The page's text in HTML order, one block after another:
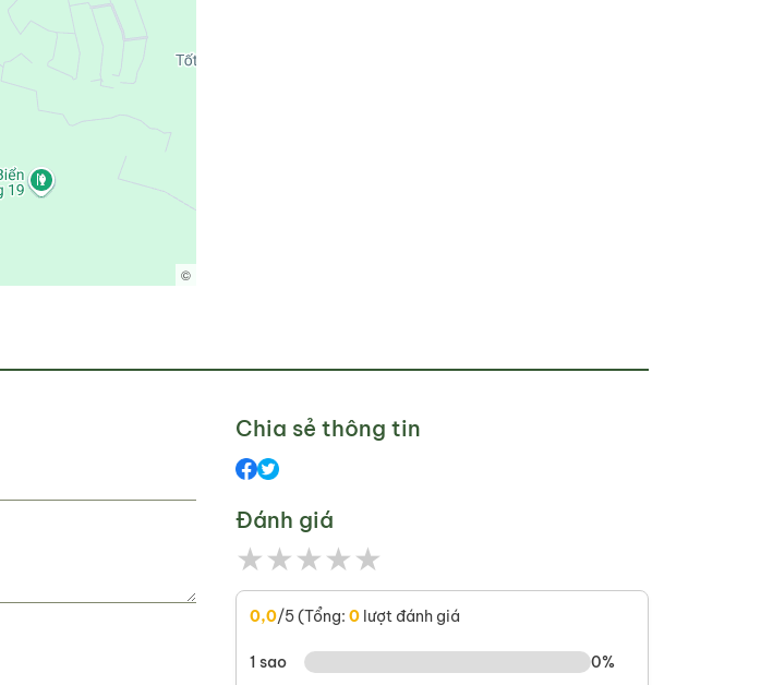
©
Chia sẻ thông tin
Đánh giá
★★★★★
0,0/5 (Tổng:0 lượt đánh giá
1 sao
0%